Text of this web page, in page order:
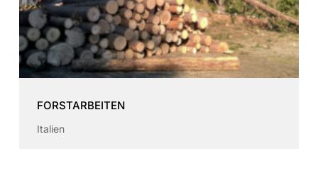
FORSTARBEITEN
Italien